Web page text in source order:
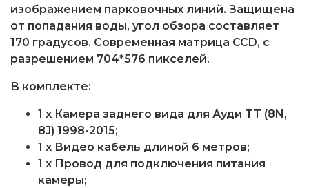
изображением парковочных линий. Защищена
от попадания воды, угол обзора составляет
170 градусов. Современная матрица CCD, с
разрешением 704*576 пикселей.
В комплекте:
1 x Камера заднего вида для Ауди TT (8N,
8J) 1998-2015;
1 x Видео кабель длиной 6 метров;
1 x Провод для подключения питания
камеры;